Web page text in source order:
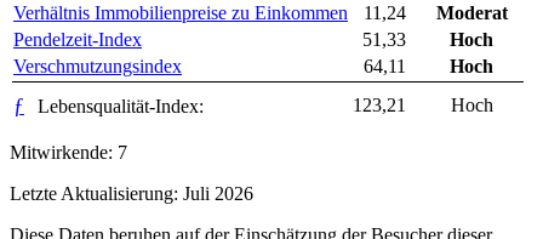
Verhältnis Immobilienpreise zu Einkommen
11,24
Moderat
Pendelzeit-Index
51,33
Hoch
Verschmutzungsindex
64,11 Hoch
ƒ Lebensqualität-Index: 123,21 Hoch
Mitwirkende: 7
Letzte Aktualisierung: Juli 2026
Diese Daten beruhen auf der Einschätzung der Besucher dieser